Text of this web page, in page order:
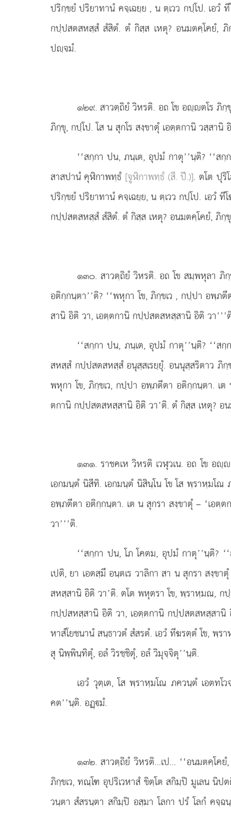
ปริกฺขยํ ปริยาทานํ คจฺเฉยฺย , น ตฺเวว กปฺโป. เอวํ
กปฺปสตสหสฺสํ สํสิตํ. ตํ กิสฺส เหตุ? อนมตคฺโคยํ,
ปฺจมํ.
๑๒๙. สาวตฺถิยํ วิหรติ. อถ โข อฺตโร ภิกฺ
ภิกฺขุ, กปฺโป. โส น สุกโร สงฺขาตุํ เอตฺตกานิ วสฺสา
‘‘สกฺกา ปน, ภนฺเต, อุปมํ กาตุ’’นฺติ? ‘‘ส
สาสปานํ คุฬิกาพทฺธํ [จูฬิกาพทฺธํ (สี. ปี.)]. ตโต ปุริ
ปริกฺขยํ ปริยาทานํ คจฺเฉยฺย, น ตฺเวว กปฺโป. เอวํ
กปฺปสตสหสฺสํ สํสิตํ. ตํ กิสฺส เหตุ? อนมตคฺโคยํ, ภิกฺขุ
๑๓๐. สาวตฺถิยํ วิหรติ. อถโข สมฺพหุลา ภิ
อติกฺกนฺตา’’ติ? ‘‘พหุกา โข, ภิกฺขเว , กปฺปา อพฺภตี
สานิ อิติ วา, เอตฺตกานิ กปฺปสตสหสฺสานิ อิติ วา’’’
‘‘สกฺกา ปน, ภนฺเต, อุปมํ กาตุ’’นฺติ? ‘‘ส
สหสฺสํ กปฺปสตสหสฺสํ อนุสฺสเรยฺยุํ. อนนุสฺสริตาว ภิกฺ
พหุกา โข, ภิกฺขเว, กปฺปา อพฺภตีตา อติกฺกนฺตา. เ
ตกานิ กปฺปสตสหสฺสานิ อิติ วา’ติ. ตํ กิสฺส เหตุ? อ
๑๓๑. ราชคเห วิหรติ เวฬุวเน. อถ โข อ
เอกมนฺตํ นิสีทิ. เอกมนฺตํ นิสินฺโน โข โส พฺราหฺมโ
อพฺภตีตา อติกฺกนฺตา. เต น สุกรา สงฺขาตุํ – ‘เอ
วา’’’ติ.
‘‘สกฺกา ปน, โภ โคตม, อุปมํ กาตุ’’นฺติ?
เปติ, ยา เอตสฺมึ อนฺตเร วาลิกา สา น สุกรา สงฺข
สหสฺสานิอิติ วา’ติ. ตโต พหุตรา โข, พฺราหฺมณ, ก
กปฺปสหสฺสานิ อิติ วา, เอตฺตกานิ กปฺปสตสหสฺสา
หาสํโยชนานํ สนฺธาวตํ สํสรตํ. เอวํ ทีฆรตฺตํ โข,
สุ นิพฺพินฺทิตุํ, อลํ วิรชฺชิตุํ, อลํ วิมุจฺจิตุ’’นฺติ.
เอวํ วุตฺเต, โส พฺราหฺมโณ ภควนฺตํ เอตท
คต’’นฺติ. อฏฺมํ.
๑๓๒. สาวตฺถิยํ วิหรติ…เป… ‘‘อนมตคฺโค
ภิกฺขเว, ทณฺโฑ อุปริเวหาสํ ขิตฺโต สกิมฺปิ มูเลน นิ
วนฺตา สํสรนฺตา สกิมฺปิ อสฺมา โลกา ปรํ โลกํ คจฺฉ